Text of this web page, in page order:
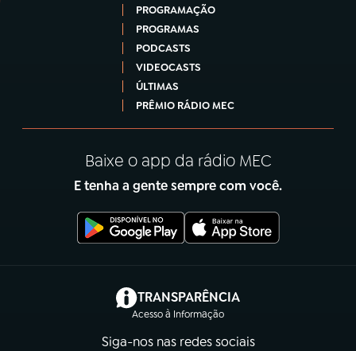
PROGRAMAÇÃO
PROGRAMAS
PODCASTS
VIDEOCASTS
ÚLTIMAS
PRÊMIO RÁDIO MEC
Baixe o app da rádio MEC
E tenha a gente sempre com você.
TRANSPARÊNCIA
Acesso à Informação
(abre em nova aba)
Siga-nos nas redes sociais